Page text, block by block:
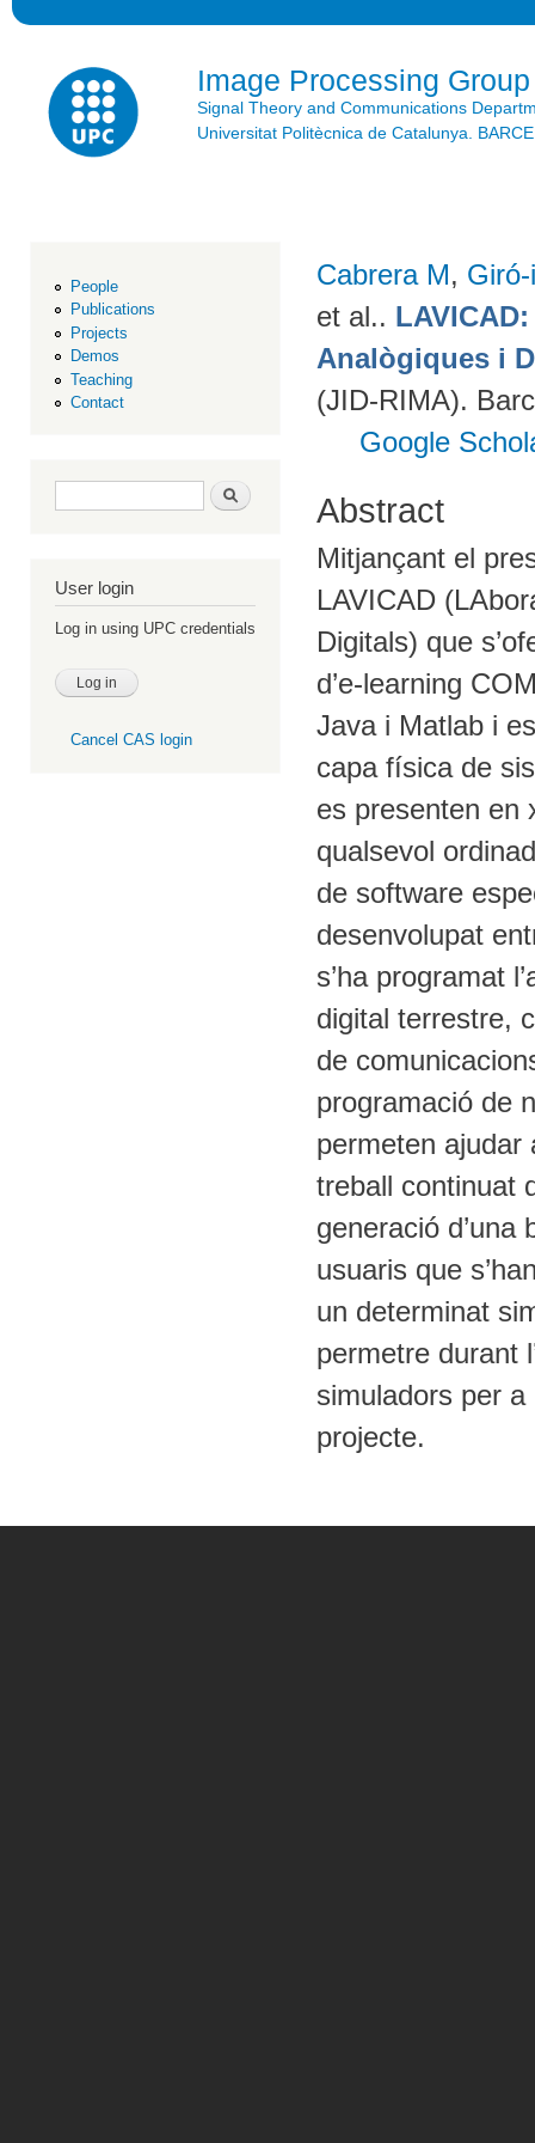
Image Processing Group
Signal Theory and Communications
Universitat Politècnica de Catalunya.
People
Publications
Projects
Demos
Teaching
Contact
Search form Search
User login
Log in using UPC credentials
Cancel CAS login
Cabrera M,
et al..
Analògiques i
(JID-RIMA).
Google
Abstract
Mitjançant el
LAVICAD
Digitals) que
d’e-learning
Java i Matlab i
capa física de
es presenten en
qualsevol
de software
desenvolupat
s’ha programat
digital terrestre,
de
programació de
permeten ajudar
treball continuat
generació
usuaris que
un determinat
permetre durant
simuladors per
projecte.